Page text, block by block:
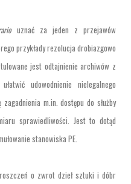
uznać za jeden z przejawów
przykłady rezolucja drobiazgowo
jest odtajnienie archiwów z
udowodnienie nielegalnego
m.in. dostępu do służby
sprawiedliwości. Jest to dotąd
stanowiska PE.
o zwrot dzieł sztuki i dóbr